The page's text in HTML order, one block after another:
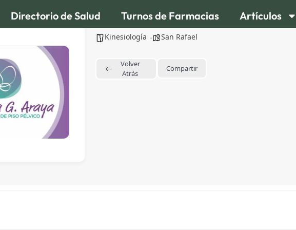
Directorio de Salud Turnos de Farmacias Artículos
Lic. Jessica G. Araya Kinesióloga &#8211,
Kinesiología San Rafael
Volver
Atrás
Compartir